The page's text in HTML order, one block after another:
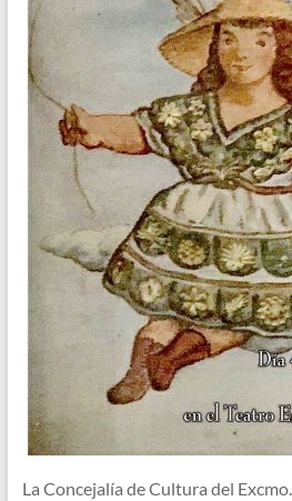
La Concejalía de Cultura del